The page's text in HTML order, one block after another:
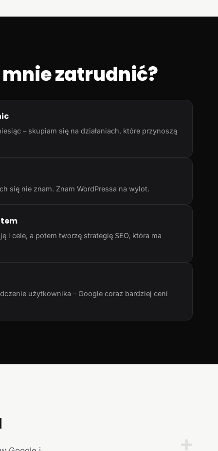
zatrudnić?
– skupiam się na działaniach, które przynoszą
się nie znam. Znam WordPressa na wylot.
i cele, a potem tworzę strategię SEO, która ma
użytkownika – Google coraz bardziej ceni
+